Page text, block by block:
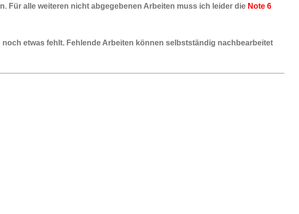
Für alle weiteren nicht abgegebenen Arbeiten muss ich leider die Note 6
etwas fehlt. Fehlende Arbeiten können selbstständig nachbearbeitet